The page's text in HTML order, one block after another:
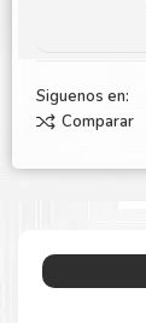
Siguenos en:
Comparar